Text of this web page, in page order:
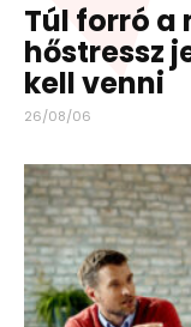
Túl forró a
hőstressz
kell venni
26/08/06